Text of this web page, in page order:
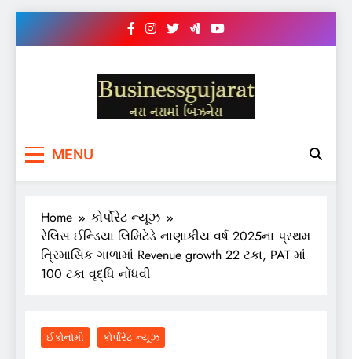
BUSINESS GUJARAT
MENU
Home
કોર્પોરેટ ન્યૂઝ
રેલિસ ઈન્ડિયા લિમિટેડે નાણાકીય વર્ષ 2025ના પ્રથમ
ત્રિમાસિક ગાળામાં Revenue growth 22 ટકા, PAT માં
100 ટકા વૃદ્ધિ નોંધવી
ઈકોનોમી કોર્પોરેટ ન્યૂઝ